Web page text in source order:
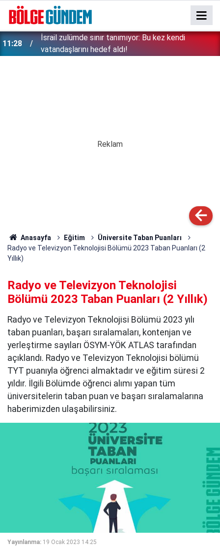
11:28
İsrail zulümde sınır tanımıyor: Bu kez kendi
vatandaşlarını hedef aldı!
Anasayfa Eğitim
Üniversite Taban Puanları
Radyo ve Televizyon Teknolojisi Bölümü 2023 Taban Puanları (2
Yıllık)
Radyo ve Televizyon Teknolojisi
Bölümü 2023 Taban Puanları (2 Yıllık)
Radyo ve Televizyon Teknolojisi Bölümü 2023 yılı
taban puanları, başarı sıralamaları, kontenjan ve
yerleştirme sayıları ÖSYM-YÖK ATLAS tarafından
açıklandı. Radyo ve Televizyon Teknolojisi bölümü
TYT puanıyla öğrenci almaktadır ve eğitim süresi 2
yıldır. İlgili Bölümde öğrenci alımı yapan tüm
üniversitelerin taban puan ve başarı sıralamalarına
haberimizden ulaşabilirsiniz.
Yayınlanma: 19 Ocak 2023 14:25